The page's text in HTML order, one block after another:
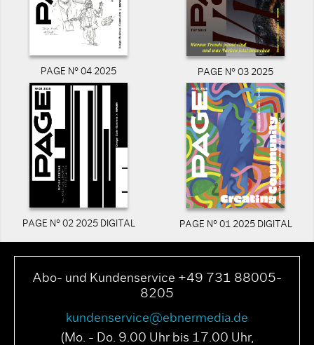
PAGE N° 04 2025 PAGE N° 03 2025
PAGE N° 02 2025 DIGITAL PAGE N° 01 2025 DIGITAL
Abo- und Kundenservice +49 731 88005-
8205
kundenservice@ebnermedia.de
(Mo. - Do. 9.00 Uhr bis 17.00 Uhr,